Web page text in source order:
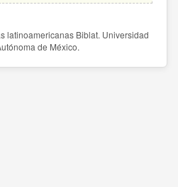
latinoamericanas Biblat. Universidad
de México.